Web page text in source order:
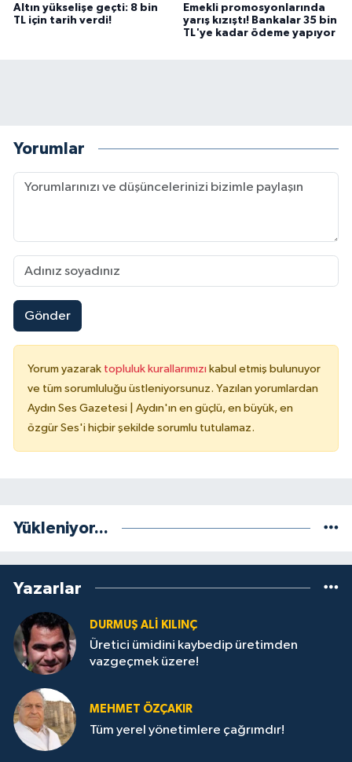
Altın yükselişe geçti: 8 bin
TL için tarih verdi!
Emekli promosyonlarında
yarış kızıştı! Bankalar 35 bin
TL'ye kadar ödeme yapıyor
Yorumlar
Gönder
Yorum yazarak topluluk kurallarımızı kabul etmiş bulunuyor
ve tüm sorumluluğu üstleniyorsunuz. Yazılan yorumlardan
Aydın Ses Gazetesi | Aydın'ın en güçlü, en büyük, en
özgür Ses'i hiçbir şekilde sorumlu tutulamaz.
Yükleniyor...
Yazarlar
DURMUŞ ALI KILINÇ
Üretici ümidini kaybedip üretimden
vazgeçmek üzere!
MEHMET ÖZÇAKIR
Tüm yerel yönetimlere çağrımdır!